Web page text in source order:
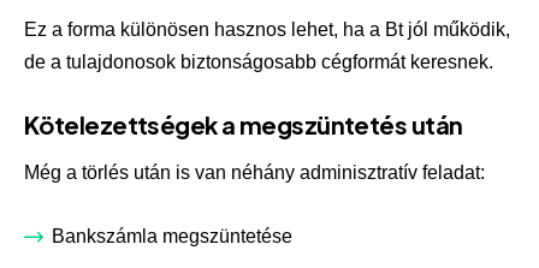
Ez a forma különösen hasznos lehet, ha a Bt jól működik,
de a tulajdonosok biztonságosabb cégformát keresnek.
Kötelezettségek a megszüntetés után
Még a törlés után is van néhány adminisztratív feladat:
Bankszámla megszüntetése